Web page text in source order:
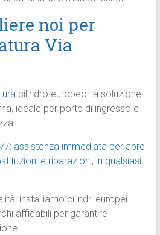
noi per
Via
cilindro europeo: la soluzione
ideale per porte di ingresso e
7: assistenza immediata per apre
e riparazioni, in qualsiasi
installiamo cilindri europei
affidabili per garantire